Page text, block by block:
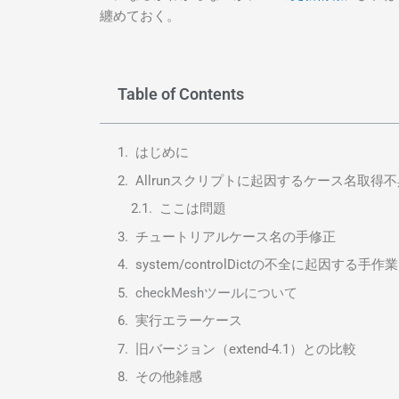
纏めておく。
Table of Contents
はじめに
Allrunスクリプトに起因するケース名取得
ここは問題
チュートリアルケース名の手修正
system/controlDictの不全に起因する手作業
checkMeshツールについて
実行エラーケース
旧バージョン（extend-4.1）との比較
その他雑感